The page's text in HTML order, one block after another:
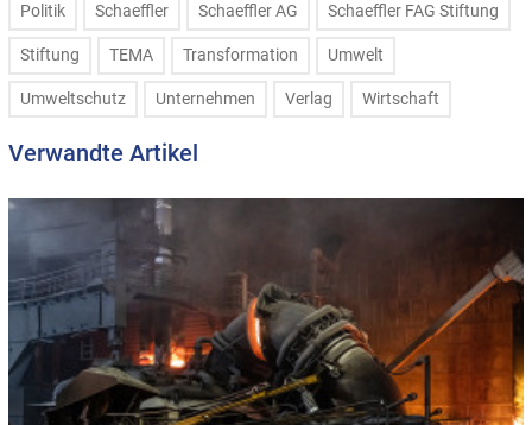
Politik Schaeffler Schaeffler AG Schaeffler FAG Stiftung
Stiftung TEMA Transformation Umwelt
Umweltschutz Unternehmen Verlag Wirtschaft
Verwandte Artikel